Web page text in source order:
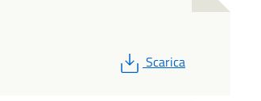
PDF
Scarica